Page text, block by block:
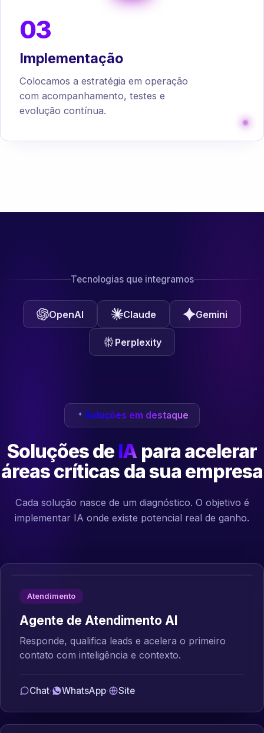
03
Implementação
Colocamos a estratégia em operação
com acompanhamento, testes e
evolução contínua.
Tecnologias que integramos
OpenAI Claude Gemini
Perplexity
Soluções em destaque
Soluções de IA para acelerar
áreas críticas da sua empresa
Cada solução nasce de um diagnóstico. O objetivo é
implementar IA onde existe potencial real de ganho.
Atendimento
Agente de Atendimento AI
Responde, qualifica leads e acelera o primeiro
contato com inteligência e contexto.
Chat· WhatsApp· Site